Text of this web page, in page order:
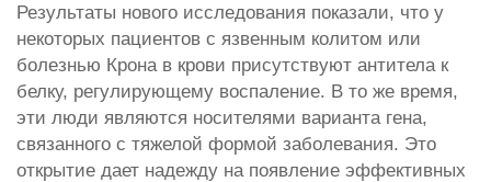
Результаты нового исследования показали, что у
некоторых пациентов с язвенным колитом или
болезнью Крона в крови присутствуют антитела к
белку, регулирующему воспаление. В то же время,
эти люди являются носителями варианта гена,
связанного с тяжелой формой заболевания. Это
открытие дает надежду на появление эффективных